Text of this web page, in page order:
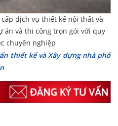
dịch vụ thiết kế nội thất và
án và thi công trọn gói với quy
chuyên nghiệp
thiết kế và Xây dựng nhà phố